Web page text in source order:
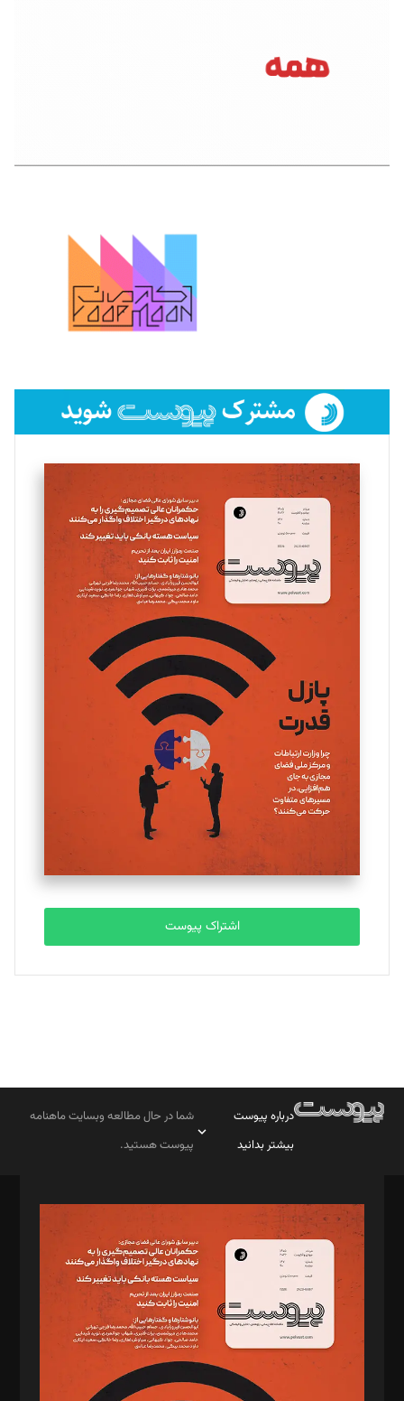
اشتراک پیوست
درباره پیوست
بیشتر بدانید
شما در حال مطالعه وبسایت ماهنامه
پیوست هستید.
مدیر مسئول: محمدباقر اثنی‌عشری
سردبیر: مهرک محمودی
دبیر تحریریه: میثم قاسمی
د‌بیر ناداستان: سمانه سمیع
د‌بیر خدمت و تجارت: ابوالفضل رجبی
د‌بیر حقوق فناوری: حسام‌الدین ایپکچی
د‌بیر پیوست جهان: مینا پاکدل
د‌بیر تحریریه آنلاین: بابک نقاش